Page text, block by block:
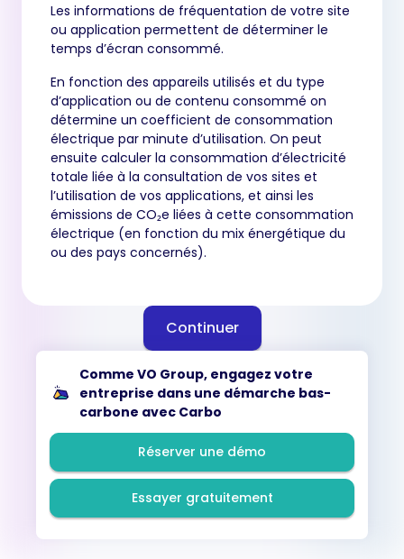
Les informations de fréquentation de votre site
ou application permettent de déterminer le
temps d’écran consommé.
En fonction des appareils utilisés et du type
d’application ou de contenu consommé on
détermine un coefficient de consommation
électrique par minute d’utilisation. On peut
ensuite calculer la consommation d’électricité
totale liée à la consultation de vos sites et
l’utilisation de vos applications, et ainsi les
émissions de CO₂e liées à cette consommation
électrique (en fonction du mix énergétique du
ou des pays concernés).
Continuer
Comme VO Group, engagez votre
entreprise dans une démarche bas-
carbone avec Carbo
Réserver une démo
Essayer gratuitement